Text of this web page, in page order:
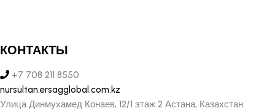
КОНТАКТЫ
+7 708 211 8550
nursultan.ersagglobal.com.kz
Улица Динмухамед Конаев, 12/1 этаж 2 Астана, Казахстан